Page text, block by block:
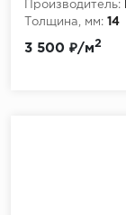
Производитель:
Толщина, мм: 14
3 500 ₽/м2